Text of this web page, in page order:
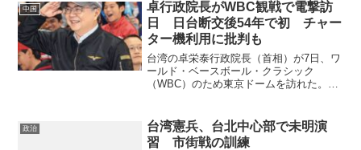
舞台上から聴衆に向かって訴えた。主催
者側の発表では約20万...
中国
卓行政院長がWBC観戦で電撃訪
日 日台断交後54年で初 チャー
ター機利用に批判も
台湾の卓栄泰行政院長（首相）が7日、ワ
ールド・ベースボール・クラシック
（WBC）のため東京ドームを訪れた。
なったが、国内ではチャーター機利用の
是非を巡り批判も出てい...
政治
台湾憲兵、台北中心部で未明演
習 市街戦の訓練